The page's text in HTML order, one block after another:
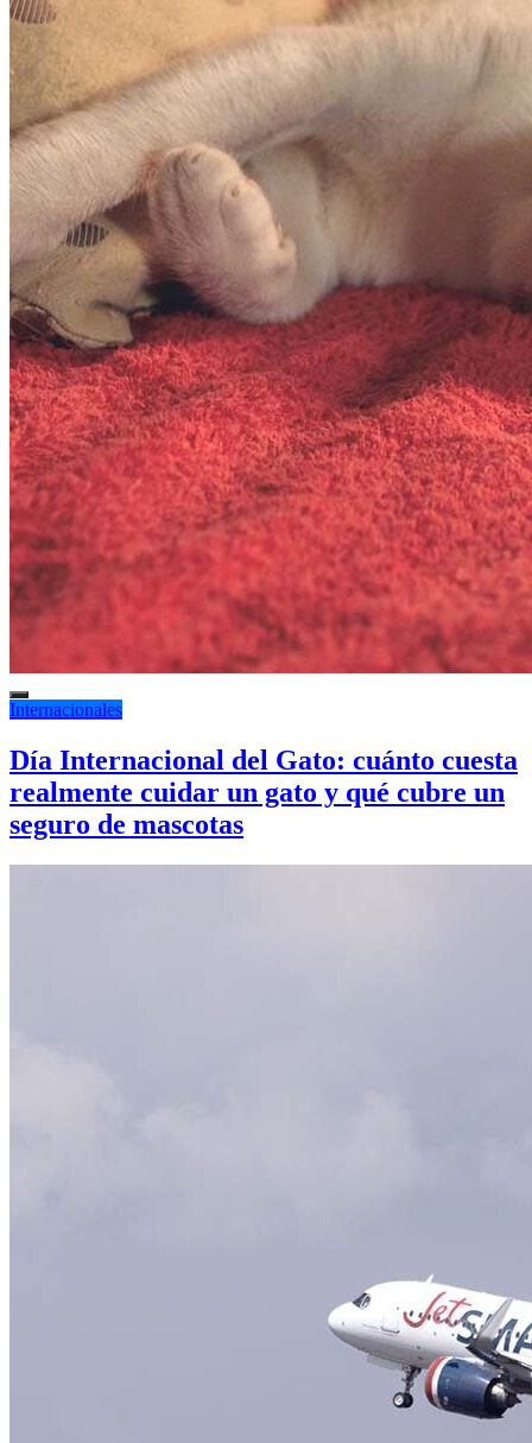
Internacionales
Día Internacional del Gato: cuánto cuesta
realmente cuidar un gato y qué cubre un
seguro de mascotas